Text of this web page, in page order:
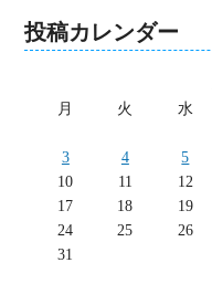
投稿カレンダー
月
火 水
3
4 5
10
11 12
17
18 19
24
25 26
31